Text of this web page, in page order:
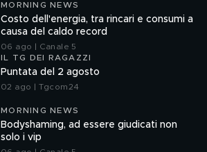
MORNING NEWS
Costo dell'energia, tra rincari e consumi a
causa del caldo record
06 ago | Canale 5
IL TG DEI RAGAZZI
Puntata del 2 agosto
02 ago | Tgcom24
MORNING NEWS
Bodyshaming, ad essere giudicati non
solo i vip